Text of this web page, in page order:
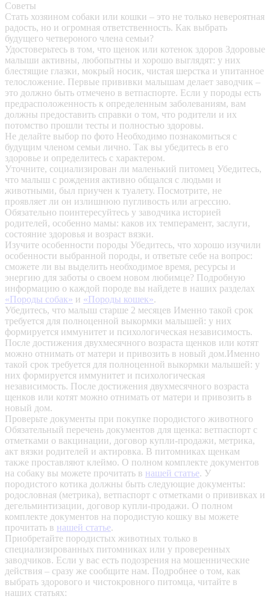
Советы
Стать хозяином собаки или кошки – это не только невероятная
радость, но и огромная ответственность. Как выбрать
будущего четвероного члена семьи?
Удостоверьтесь в том, что щенок или котенок здоров Здоровые
малыши активны, любопытны и хорошо выглядят: у них
блестящие глазки, мокрый носик, чистая шерстка и упитанное
телосложение. Первые прививки малышам делает заводчик –
это должно быть отмечено в ветпаспорте. Если у породы есть
предрасположенность к определенным заболеваниям, вам
должны предоставить справки о том, что родители и их
потомство прошли тесты и полностью здоровы.
Не делайте выбор по фото Необходимо познакомиться с
будущим членом семьи лично. Так вы убедитесь в его
здоровье и определитесь с характером.
Уточните, социализирован ли маленький питомец Убедитесь,
что малыш с рождения активно общался с людьми и
животными, был приучен к туалету. Посмотрите, не
проявляет ли он излишнюю пугливость или агрессию.
Обязательно поинтересуйтесь у заводчика историей
родителей, особенно мамы: каков их темперамент, заслуги,
состояние здоровья и возраст вязки.
Изучите особенности породы Убедитесь, что хорошо изучили
особенности выбранной породы, и ответьте себе на вопрос:
сможете ли вы выделить необходимое время, ресурсы и
энергию для заботы о своем новом любимце? Подробную
информацию о каждой породе вы найдете в наших разделах
«Породы собак» и «Породы кошек».
Убедитесь, что малыш старше 2 месяцев Именно такой срок
требуется для полноценной выкормки малышей: у них
формируется иммунитет и психологическая независимость.
После достижения двухмесячного возраста щенков или котят
можно отнимать от матери и привозить в новый дом.Именно
такой срок требуется для полноценной выкормки малышей: у
них формируется иммунитет и психологическая
независимость. После достижения двухмесячного возраста
щенков или котят можно отнимать от матери и привозить в
новый дом.
Проверьте документы при покупке породистого животного
Обязательный перечень документов для щенка: ветпаспорт с
отметками о вакцинации, договор купли-продажи, метрика,
акт вязки родителей и актировка. В питомниках щенкам
также проставляют клеймо. О полном комплекте документов
на собаку вы можете прочитать в нашей статье. У
породистого котика должны быть следующие документы:
родословная (метрика), ветпаспорт с отметками о прививках и
дегельминтизации, договор купли-продажи. О полном
комплекте документов на породистую кошку вы можете
прочитать в нашей статье.
Приобретайте породистых животных только в
специализированных питомниках или у проверенных
заводчиков. Если у вас есть подозрения на мошеннические
действия – сразу же сообщите нам. Подробнее о том, как
выбрать здорового и чистокровного питомца, читайте в
наших статьях: